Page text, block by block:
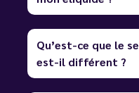
Qu’est-ce que le
est-il différent ?